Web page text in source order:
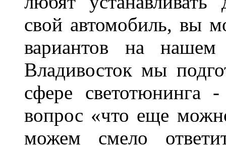
свой автомобиль, вы
вариантов на
Владивосток мы
сфере светотюнинга
вопрос «что еще
можем смело